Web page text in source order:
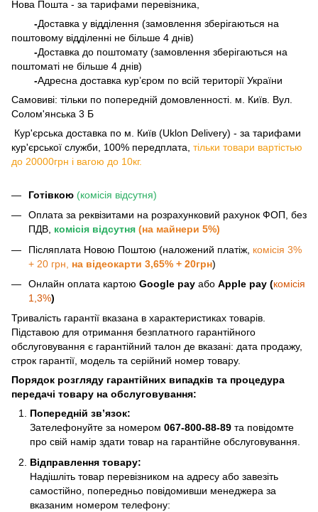
Нова Пошта - за тарифами перевізника,
-Доставка у відділення (замовлення зберігаються на
поштовому відділенні не більше 4 днів)
-Доставка до поштомату (замовлення зберігаються на
поштоматі не більше 4 днів)
-Адресна доставка кур’єром по всій території України
Самовиві: тільки по попередній домовленності. м. Київ. Вул.
Солом'янська 3 Б
​​​​​​ Кур'єрська доставка по м. Київ (Uklon Delivery) - за тарифами
кур'єрської служби, 100% передплата, тільки товари вартістью
до 20000грн і вагою до 10кг.
Готівкою (комісія відсутня)
Оплата за реквізитами на розрахунковий рахунок ФОП, без
ПДВ, комісія відсутня (на майнери 5%)
Післяплата Новою Поштою (наложений платіж, комісія 3%
+ 20 грн, на відеокарти 3,65% + 20грн)
Онлайн оплата картою Google pay або Apple pay (комісія
1,3%)
Тривалість гарантії вказана в характеристиках товарів.
Підставою для отримання безплатного гарантійного
обслуговування є гарантійний талон де вказані: дата продажу,
строк гарантії, модель та серійний номер товару.
Порядок розгляду гарантійних випадків та процедура
передачі товару на обслуговування:
Попередній зв’язок:
Зателефонуйте за номером 067-800-88-89 та повідомте
про свій намір здати товар на гарантійне обслуговування.
Відправлення товару:
Надішліть товар перевізником на адресу або завезіть
самостійно, попередньо повідомивши менеджера за
вказаним номером телефону: